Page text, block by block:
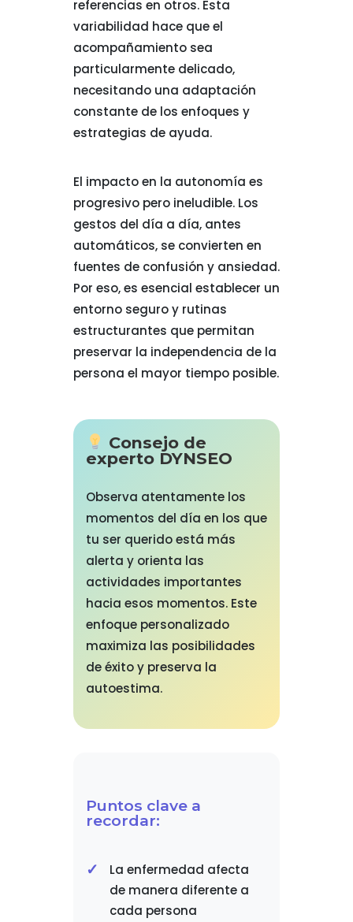
referencias en otros. Esta
variabilidad hace que el
acompañamiento sea
particularmente delicado,
necesitando una adaptación
constante de los enfoques y
estrategias de ayuda.
El impacto en la autonomía es
progresivo pero ineludible. Los
gestos del día a día, antes
automáticos, se convierten en
fuentes de confusión y ansiedad.
Por eso, es esencial establecer un
entorno seguro y rutinas
estructurantes que permitan
preservar la independencia de la
persona el mayor tiempo posible.
Consejo de
experto DYNSEO
Observa atentamente los
momentos del día en los que
tu ser querido está más
alerta y orienta las
actividades importantes
hacia esos momentos. Este
enfoque personalizado
maximiza las posibilidades
de éxito y preserva la
autoestima.
Puntos clave a
recordar:
La enfermedad afecta
de manera diferente a
cada persona